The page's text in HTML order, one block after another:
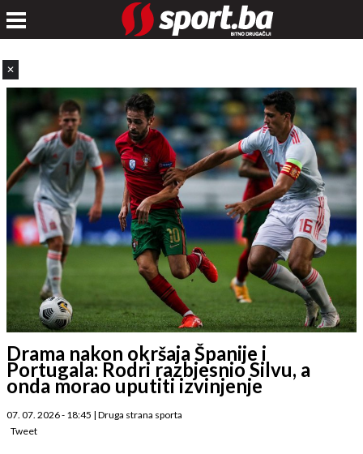
✕
Drama nakon okršaja Španije i
Portugala: Rodri razbjesnio Silvu, a
onda morao uputiti izvinjenje
07. 07. 2026 - 18:45 | Druga strana sporta
Tweet